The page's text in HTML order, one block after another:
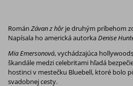
Román Závan z hôrje druhým príbehom
Napísala ho americká autorkaDenise
Mia Emersonová, vychádzajúca
škandále medzi celebritami hľadá
hostinci v mestečku Bluebell, ktoré bolo
svadobnej cesty.